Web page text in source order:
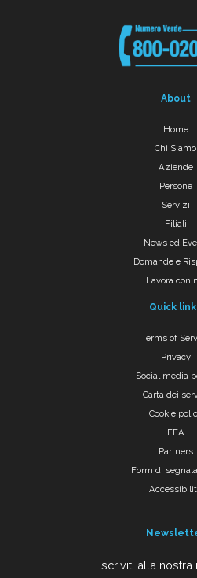
About
Home
Chi Siamo
Aziende
Persone
Servizi
Filiali
News ed
Domande e
Lavora con
Quick
Terms of
Privacy
Social media
Carta dei
Cookie
FEA
Partners
Form di
Iscriviti alla